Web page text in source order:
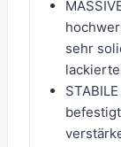
sehr